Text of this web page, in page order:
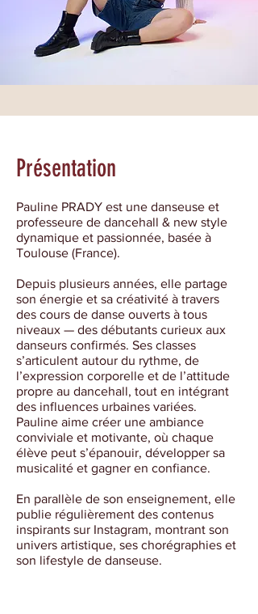
Présentation
Pauline PRADY est une danseuse et
professeure de dancehall & new style
dynamique et passionnée, basée à
Toulouse (France).
Depuis plusieurs années, elle partage
son énergie et sa créativité à travers
des cours de danse ouverts à tous
niveaux — des débutants curieux aux
danseurs confirmés. Ses classes
s’articulent autour du rythme, de
l’expression corporelle et de l’attitude
propre au dancehall, tout en intégrant
des influences urbaines variées.
Pauline aime créer une ambiance
conviviale et motivante, où chaque
élève peut s’épanouir, développer sa
musicalité et gagner en confiance.
En parallèle de son enseignement, elle
publie régulièrement des contenus
inspirants sur Instagram, montrant son
univers artistique, ses chorégraphies et
son lifestyle de danseuse.